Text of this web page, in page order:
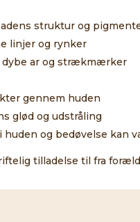
struktur og
linjer og rynker
dybe ar og strækmærker
gennem huden
glød og udstråling
huden og bedøvelse kan
tilladelse til fra